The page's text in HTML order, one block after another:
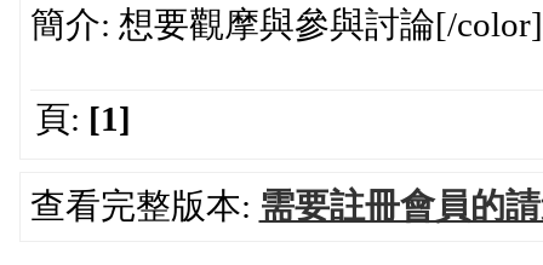
簡介: 想要觀摩與參與討論[/color]
頁: [1]
查看完整版本: 需要註冊會員的